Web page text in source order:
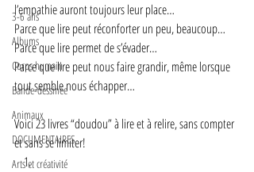
3-6 ans
Albums
Corps humain
Bande-dessinée
Animaux
DOCUMENTAIRES
Arts et créativité
l’empathie auront toujours leur place…
Parce que lire peut réconforter un peu, beaucoup…
Parce que lire permet de s’évader…
Parce que lire peut nous faire grandir, même lorsque
tout semble nous échapper…
Voici 23 livres “doudou” à lire et à relire, sans compter
et sans se limiter!